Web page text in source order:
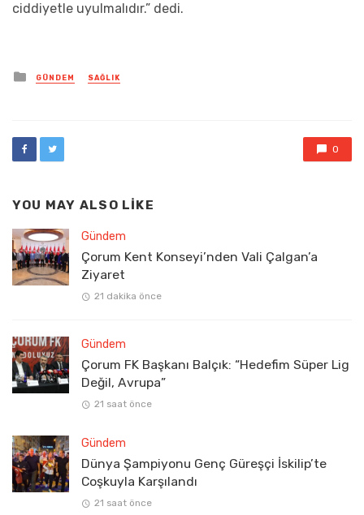
ciddiyetle uyulmalıdır.” dedi.
Posted
in
GÜNDEM SAĞLIK
0
YOU MAY ALSO LIKE
Gündem
Çorum Kent Konseyi’nden Vali Çalgan’a
Ziyaret
21 dakika önce
Gündem
Çorum FK Başkanı Balçık: “Hedefim Süper Lig
Değil, Avrupa”
21 saat önce
Gündem
Dünya Şampiyonu Genç Güreşçi İskilip’te
Coşkuyla Karşılandı
21 saat önce